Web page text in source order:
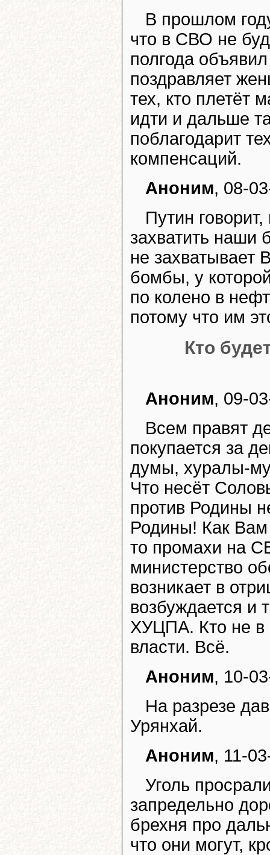
В прошлом
что в СВО не
полгода
поздравляет
тех, кто плетёт
идти и дальше
поблагодарит
компенсаций.
Аноним, 08-
Путин
захватить наши
не захватывает
бомбы, у
по колено в
потому что им
Кто
Аноним, 09-
Всем правят
покупается за
думы, хуралы-
Что несёт
против Родины
Родины! Как Вам
то промахи на
министерство
возникает в
возбуждается и
ХУЦПА. Кто не в
власти. Всё.
Аноним, 10-
На разрезе
Урянхай.
Аноним, 11-
Уголь
запредельно
брехня про
что они могут,